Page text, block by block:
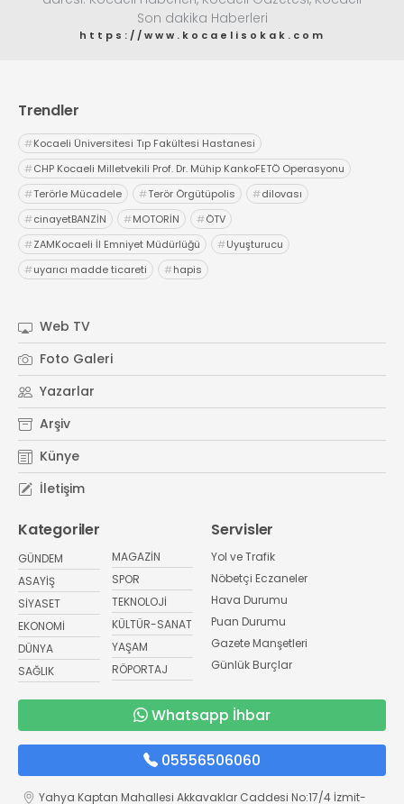
Son dakika Haberleri
https://www.kocaelisokak.com
Trendler
#Kocaeli Üniversitesi Tıp Fakültesi Hastanesi
#CHP Kocaeli Milletvekili Prof. Dr. Mühip KankoFETÖ Operasyonu
#Terörle Mücadele #Terör Örgütüpolis #dilovası
#cinayetBANZİN #MOTORİN #ÖTV
#ZAMKocaeli İl Emniyet Müdürlüğü #Uyuşturucu
#uyarıcı madde ticareti #hapis
Web TV
Foto Galeri
Yazarlar
Arşiv
Künye
İletişim
Kategoriler
GÜNDEM
ASAYİŞ
SİYASET
EKONOMİ
DÜNYA
SAĞLIK
MAGAZİN
SPOR
TEKNOLOJİ
KÜLTÜR-SANAT
YAŞAM
RÖPORTAJ
Servisler
Yol ve Trafik
Nöbetçi Eczaneler
Hava Durumu
Puan Durumu
Gazete Manşetleri
Günlük Burçlar
Whatsapp İhbar
05556506060
Yahya Kaptan Mahallesi Akkavaklar Caddesi No:17/4 İzmit-